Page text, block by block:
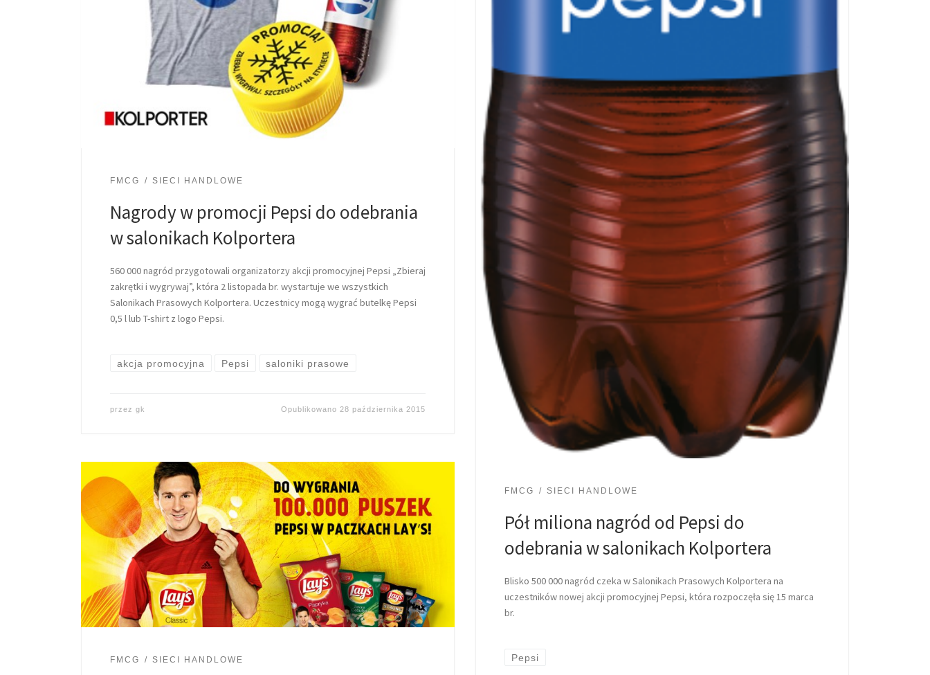
FMCG SIECI HANDLOWE
Pół miliona nagród od Pepsi do
odebrania w salonikach Kolportera
Blisko 500 000 nagród czeka w Salonikach Prasowych Kolportera na
uczestników nowej akcji promocyjnej Pepsi, która rozpoczęła się 15 marca
br.
Pepsi
FMCG SIECI HANDLOWE
Nagrody w promocji Pepsi do odebrania
w salonikach Kolportera
560 000 nagród przygotowali organizatorzy akcji promocyjnej Pepsi „Zbieraj
zakrętki i wygrywaj”, która 2 listopada br. wystartuje we wszystkich
Salonikach Prasowych Kolportera. Uczestnicy mogą wygrać butelkę Pepsi
0,5 l lub T-shirt z logo Pepsi.
akcja promocyjna Pepsi saloniki prasowe
przez gk Opublikowano 28 października 2015
FMCG SIECI HANDLOWE